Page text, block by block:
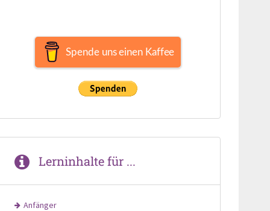
Spende uns einen Kaffee
Lerninhalte für ...
Anfänger